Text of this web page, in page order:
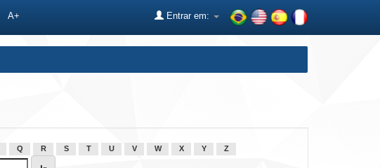
A+ Entrar em:
Q R S T U V W X Y Z